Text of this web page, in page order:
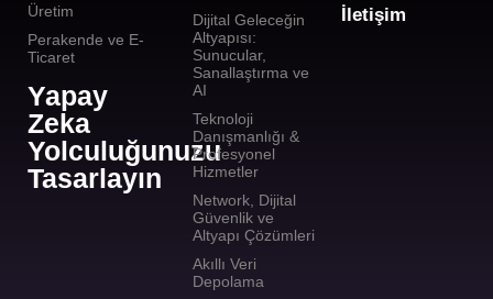
Üretim
Perakende ve E-
Ticaret
Yapay
Zeka
Yolculuğunuzu
Tasarlayın
Dijital Geleceğin
Altyapısı:
Sunucular,
Sanallaştırma ve
AI
Teknoloji
Danışmanlığı &
Profesyonel
Hizmetler
Network, Dijital
Güvenlik ve
Altyapı Çözümleri
Akıllı Veri
Depolama
İletişim